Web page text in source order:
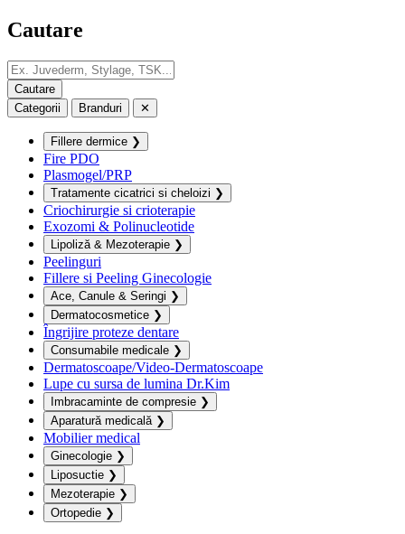
Cautare
Categorii Branduri ✕
Fillere dermice ❯
Fire PDO
Plasmogel/PRP
Tratamente cicatrici si cheloizi ❯
Criochirurgie si crioterapie
Exozomi & Polinucleotide
Lipoliză & Mezoterapie ❯
Peelinguri
Fillere si Peeling Ginecologie
Ace, Canule & Seringi ❯
Dermatocosmetice ❯
Îngrijire proteze dentare
Consumabile medicale ❯
Dermatoscoape/Video-Dermatoscoape
Lupe cu sursa de lumina Dr.Kim
Imbracaminte de compresie ❯
Aparatură medicală ❯
Mobilier medical
Ginecologie ❯
Liposuctie ❯
Mezoterapie ❯
Ortopedie ❯